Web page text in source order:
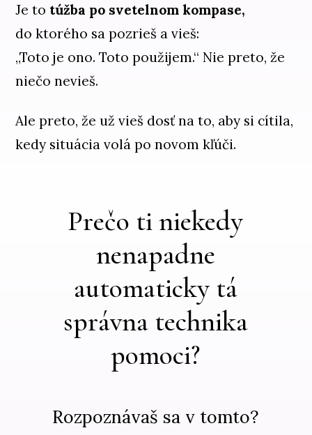
Je to túžba po svetelnom kompase,
do ktorého sa pozrieš a vieš:
„Toto je ono. Toto použijem.“ Nie preto, že
niečo nevieš.
Ale preto, že už vieš dosť na to, aby si cítila,
kedy situácia volá po novom kľúči.
Prečo ti niekedy
nenapadne
automaticky tá
správna technika
pomoci?
Rozpoznávaš sa v tomto?